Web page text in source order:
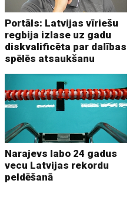
Portāls: Latvijas vīriešu
regbija izlase uz gadu
diskvalificēta par dalības
spēlēs atsaukšanu
Narajevs labo 24 gadus
vecu Latvijas rekordu
peldēšanā